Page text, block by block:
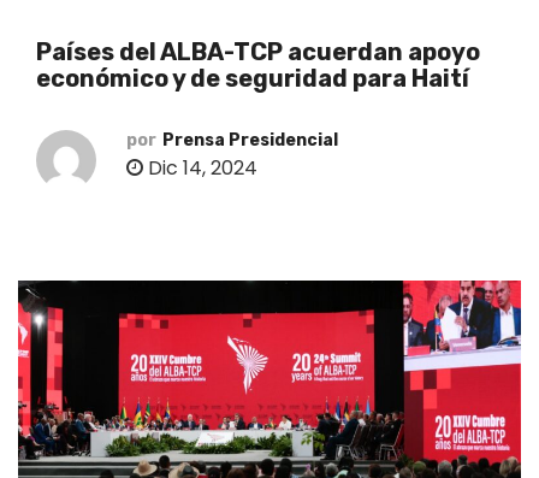
Países del ALBA-TCP acuerdan apoyo
económico y de seguridad para Haití
por Prensa Presidencial
Dic 14, 2024